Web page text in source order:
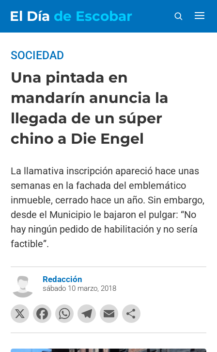
El Día de Escobar
SOCIEDAD
Una pintada en
mandarín anuncia la
llegada de un súper
chino a Die Engel
La llamativa inscripción apareció hace unas
semanas en la fachada del emblemático
inmueble, cerrado hace un año. Sin embargo,
desde el Municipio le bajaron el pulgar: “No
hay ningún pedido de habilitación y no sería
factible”.
Redacción
sábado 10 marzo, 2018
X
F
a
c
W
h
at
T
el
e
E
m
ai
o
m